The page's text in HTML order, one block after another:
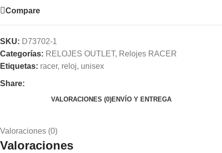
Compare
SKU: D73702-1
Categorías: RELOJES OUTLET, Relojes RACER
Etiquetas: racer, reloj, unisex
Share:
VALORACIONES (0)ENVÍO Y ENTREGA
Valoraciones (0)
Valoraciones